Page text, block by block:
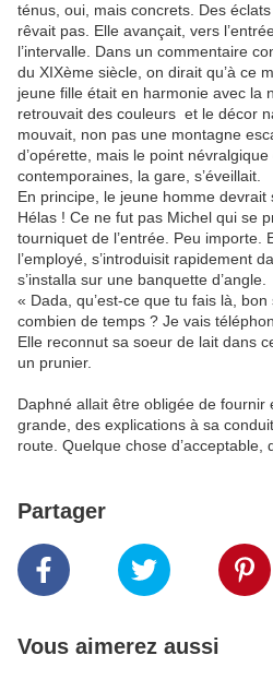
ténus, oui, mais concrets. Des
rêvait pas. Elle avançait, vers
l’intervalle. Dans un commentaire
du XIXème siècle, on dirait qu’à ce
jeune fille était en harmonie avec la
retrouvait des couleurs et le décor
mouvait, non pas une montagne
d’opérette, mais le point
contemporaines, la gare, s’éveillait.
En principe, le jeune homme devrait
Hélas ! Ce ne fut pas Michel qui se
tourniquet de l’entrée. Peu importe.
l’employé, s’introduisit rapidement
s’installa sur une banquette d’angle.
« Dada, qu’est-ce que tu fais là,
combien de temps ? Je vais
Elle reconnut sa soeur de lait dans
un prunier.
Daphné allait être obligée de fournir
grande, des explications à sa
route. Quelque chose d’acceptable,
Partager
Vous aimerez aussi